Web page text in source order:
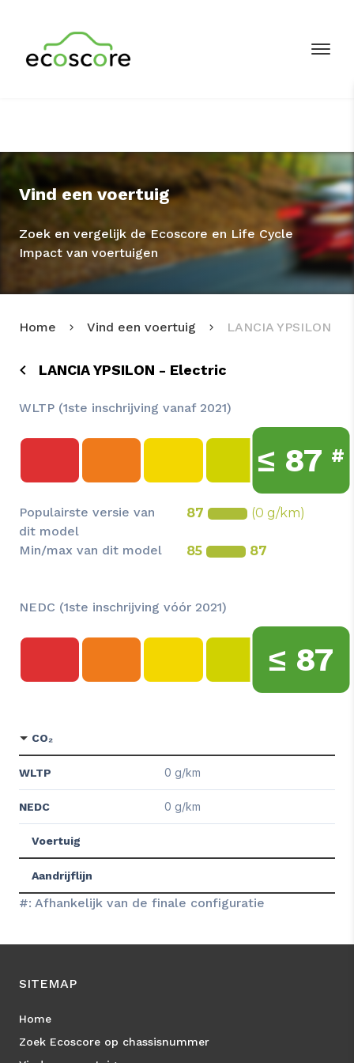
Vind een voertuig
Zoek en vergelijk de Ecoscore en Life Cycle
Impact van voertuigen
Home Vind een voertuig LANCIA YPSILON
LANCIA YPSILON - Electric
WLTP (1ste inschrijving vanaf 2021)
≤ 87 #
Populairste versie van
dit model
87 (0 g/km)
Min/max van dit model 85 87
NEDC (1ste inschrijving vóór 2021)
≤ 87
CO₂
WLTP 0 g/km
NEDC 0 g/km
Voertuig
Aandrijflijn
#: Afhankelijk van de finale configuratie
SITEMAP
Home
Zoek Ecoscore op chassisnummer